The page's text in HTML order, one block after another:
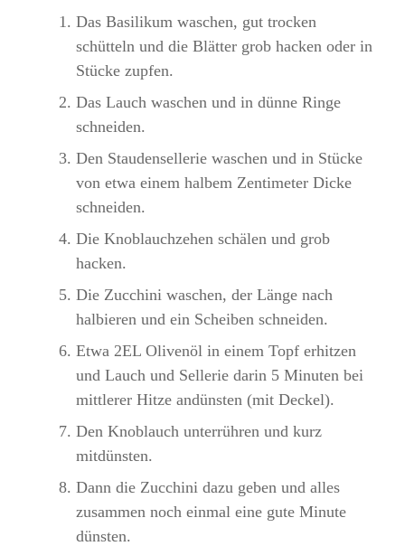
Das Basilikum waschen, gut trocken
schütteln und die Blätter grob hacken oder in
Stücke zupfen.
Das Lauch waschen und in dünne Ringe
schneiden.
Den Staudensellerie waschen und in Stücke
von etwa einem halbem Zentimeter Dicke
schneiden.
Die Knoblauchzehen schälen und grob
hacken.
Die Zucchini waschen, der Länge nach
halbieren und ein Scheiben schneiden.
Etwa 2EL Olivenöl in einem Topf erhitzen
und Lauch und Sellerie darin 5 Minuten bei
mittlerer Hitze andünsten (mit Deckel).
Den Knoblauch unterrühren und kurz
mitdünsten.
Dann die Zucchini dazu geben und alles
zusammen noch einmal eine gute Minute
dünsten.